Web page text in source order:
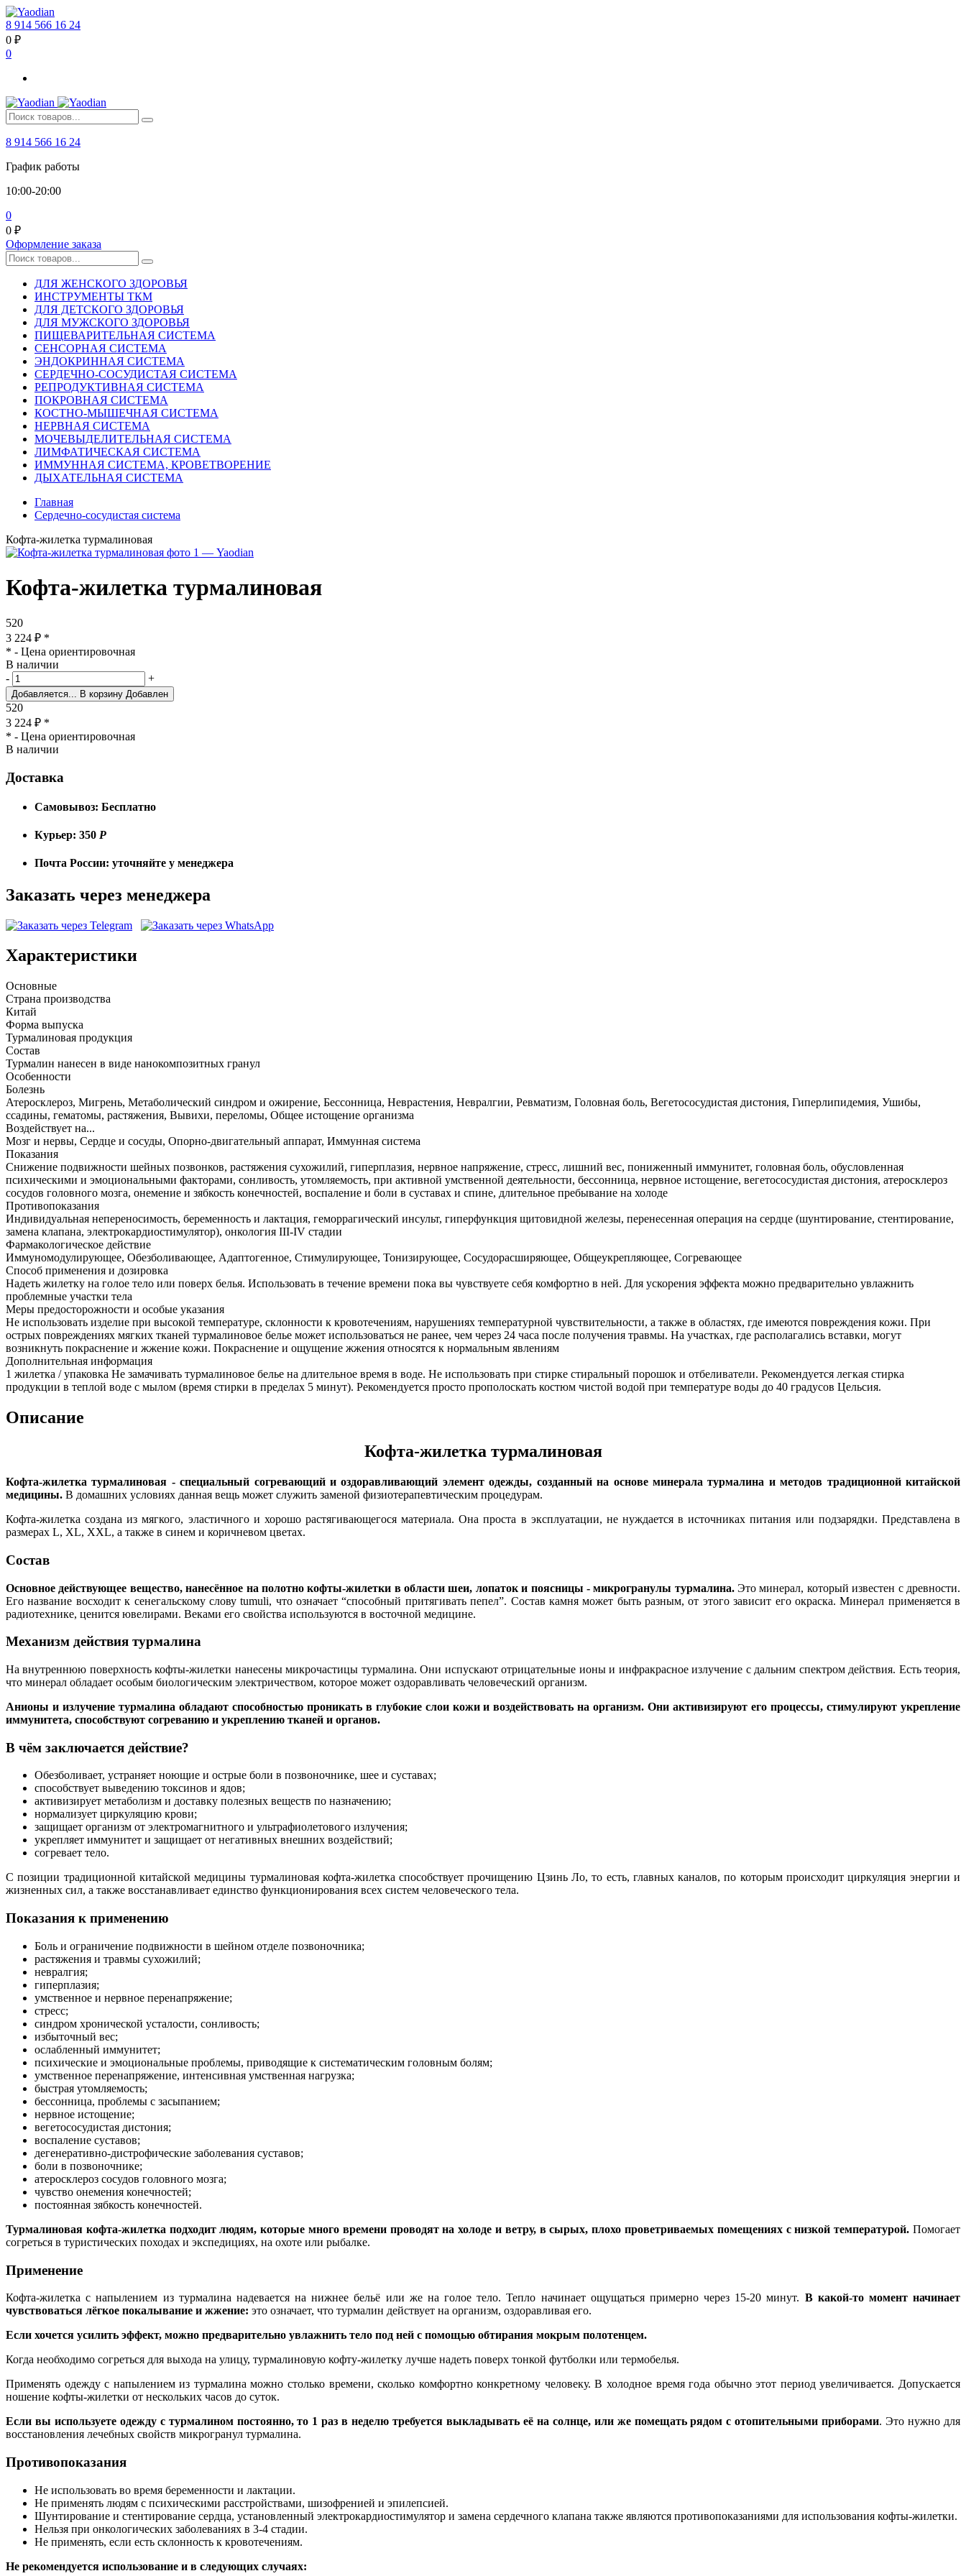
8 914 566 16 24
0 ₽
0
8 914 566 16 24
График работы
10:00-20:00
0
0 ₽
Оформление заказа
ДЛЯ ЖЕНСКОГО ЗДОРОВЬЯ
ИНСТРУМЕНТЫ ТКМ
ДЛЯ ДЕТСКОГО ЗДОРОВЬЯ
ДЛЯ МУЖСКОГО ЗДОРОВЬЯ
ПИЩЕВАРИТЕЛЬНАЯ СИСТЕМА
СЕНСОРНАЯ СИСТЕМА
ЭНДОКРИННАЯ СИСТЕМА
СЕРДЕЧНО-СОСУДИСТАЯ СИСТЕМА
РЕПРОДУКТИВНАЯ СИСТЕМА
ПОКРОВНАЯ СИСТЕМА
КОСТНО-МЫШЕЧНАЯ СИСТЕМА
НЕРВНАЯ СИСТЕМА
МОЧЕВЫДЕЛИТЕЛЬНАЯ СИСТЕМА
ЛИМФАТИЧЕСКАЯ СИСТЕМА
ИММУННАЯ СИСТЕМА, КРОВЕТВОРЕНИЕ
ДЫХАТЕЛЬНАЯ СИСТЕМА
Главная
Сердечно-сосудистая система
Кофта-жилетка турмалиновая
Кофта-жилетка турмалиновая
520
3 224 ₽ *
* - Цена ориентировочная
В наличии
-
+
Добавляется... В корзину Добавлен
520
3 224 ₽ *
* - Цена ориентировочная
В наличии
Доставка
Самовывоз: Бесплатно
Курьер: 350 Р
Почта России: уточняйте у менеджера
Заказать через менеджера
Характеристики
Основные
Страна производства
Китай
Форма выпуска
Турмалиновая продукция
Состав
Турмалин нанесен в виде нанокомпозитных гранул
Особенности
Болезнь
Атеросклероз, Мигрень, Метаболический синдром и ожирение, Бессонница, Неврастения, Невралгии, Ревматизм, Головная боль, Вегетососудистая дистония, Гиперлипидемия, Ушибы,
ссадины, гематомы, растяжения, Вывихи, переломы, Общее истощение организма
Воздействует на...
Мозг и нервы, Сердце и сосуды, Опорно-двигательный аппарат, Иммунная система
Показания
Снижение подвижности шейных позвонков, растяжения сухожилий, гиперплазия, нервное напряжение, стресс, лишний вес, пониженный иммунитет, головная боль, обусловленная
психическими и эмоциональными факторами, сонливость, утомляемость, при активной умственной деятельности, бессонница, нервное истощение, вегетососудистая дистония, атеросклероз
сосудов головного мозга, онемение и зябкость конечностей, воспаление и боли в суставах и спине, длительное пребывание на холоде
Противопоказания
Индивидуальная непереносимость, беременность и лактация, геморрагический инсульт, гиперфункция щитовидной железы, перенесенная операция на сердце (шунтирование, стентирование,
замена клапана, электрокардиостимулятор), онкология III-IV стадии
Фармакологическое действие
Иммуномодулирующее, Обезболивающее, Адаптогенное, Стимулирующее, Тонизирующее, Сосудорасширяющее, Общеукрепляющее, Согревающее
Способ применения и дозировка
Надеть жилетку на голое тело или поверх белья. Использовать в течение времени пока вы чувствуете себя комфортно в ней. Для ускорения эффекта можно предварительно увлажнить
проблемные участки тела
Меры предосторожности и особые указания
Не использовать изделие при высокой температуре, склонности к кровотечениям, нарушениях температурной чувствительности, а также в областях, где имеются повреждения кожи. При
острых повреждениях мягких тканей турмалиновое белье может использоваться не ранее, чем через 24 часа после получения травмы. На участках, где располагались вставки, могут
возникнуть покраснение и жжение кожи. Покраснение и ощущение жжения относятся к нормальным явлениям
Дополнительная информация
1 жилетка / упаковка Не замачивать турмалиновое белье на длительное время в воде. Не использовать при стирке стиральный порошок и отбеливатели. Рекомендуется легкая стирка
продукции в теплой воде с мылом (время стирки в пределах 5 минут). Рекомендуется просто прополоскать костюм чистой водой при температуре воды до 40 градусов Цельсия.
Описание
Кофта-жилетка турмалиновая
Кофта-жилетка турмалиновая - специальный согревающий и оздоравливающий элемент одежды, созданный на основе минерала турмалина и методов традиционной китайской
медицины. В домашних условиях данная вещь может служить заменой физиотерапевтическим процедурам.
Кофта-жилетка создана из мягкого, эластичного и хорошо растягивающегося материала. Она проста в эксплуатации, не нуждается в источниках питания или подзарядки. Представлена в
размерах L, XL, XXL, а также в синем и коричневом цветах.
Состав
Основное действующее вещество, нанесённое на полотно кофты-жилетки в области шеи, лопаток и поясницы - микрогранулы турмалина.Это минерал, который известен с древности.
Его название восходит к сенегальскому слову tumuli, что означает “способный притягивать пепел”. Состав камня может быть разным, от этого зависит его окраска. Минерал применяется в
радиотехнике, ценится ювелирами. Веками его свойства используются в восточной медицине.
Механизм действия турмалина
На внутреннюю поверхность кофты-жилетки нанесены микрочастицы турмалина. Они испускают отрицательные ионы и инфракрасное излучение с дальним спектром действия. Есть теория,
что минерал обладает особым биологическим электричеством, которое может оздоравливать человеческий организм.
Анионы и излучение турмалина обладают способностью проникать в глубокие слои кожи и воздействовать на организм. Они активизируют его процессы, стимулируют укрепление
иммунитета, способствуют согреванию и укреплению тканей и органов.
В чём заключается действие?
Обезболивает, устраняет ноющие и острые боли в позвоночнике, шее и суставах;
способствует выведению токсинов и ядов;
активизирует метаболизм и доставку полезных веществ по назначению;
нормализует циркуляцию крови;
защищает организм от электромагнитного и ультрафиолетового излучения;
укрепляет иммунитет и защищает от негативных внешних воздействий;
согревает тело.
С позиции традиционной китайской медицины турмалиновая кофта-жилетка способствует прочищению Цзинь Ло, то есть, главных каналов, по которым происходит циркуляция энергии и
жизненных сил, а также восстанавливает единство функционирования всех систем человеческого тела.
Показания к применению
Боль и ограничение подвижности в шейном отделе позвоночника;
растяжения и травмы сухожилий;
невралгия;
гиперплазия;
умственное и нервное перенапряжение;
стресс;
синдром хронической усталости, сонливость;
избыточный вес;
ослабленный иммунитет;
психические и эмоциональные проблемы, приводящие к систематическим головным болям;
умственное перенапряжение, интенсивная умственная нагрузка;
быстрая утомляемость;
бессонница, проблемы с засыпанием;
нервное истощение;
вегетососудистая дистония;
воспаление суставов;
дегенеративно-дистрофические заболевания суставов;
боли в позвоночнике;
атеросклероз сосудов головного мозга;
чувство онемения конечностей;
постоянная зябкость конечностей.
Турмалиновая кофта-жилетка подходит людям, которые много времени проводят на холоде и ветру, в сырых, плохо проветриваемых помещениях с низкой температурой. Помогает
согреться в туристических походах и экспедициях, на охоте или рыбалке.
Применение
Кофта-жилетка с напылением из турмалина надевается на нижнее бельё или же на голое тело. Тепло начинает ощущаться примерно через 15-20 минут. В какой-то момент начинает
чувствоваться лёгкое покалывание и жжение: это означает, что турмалин действует на организм, оздоравливая его.
Если хочется усилить эффект, можно предварительно увлажнить тело под ней с помощью обтирания мокрым полотенцем.
Когда необходимо согреться для выхода на улицу, турмалиновую кофту-жилетку лучше надеть поверх тонкой футболки или термобелья.
Применять одежду с напылением из турмалина можно столько времени, сколько комфортно конкретному человеку. В холодное время года обычно этот период увеличивается. Допускается
ношение кофты-жилетки от нескольких часов до суток.
Если вы используете одежду с турмалином постоянно, то 1 раз в неделю требуется выкладывать её на солнце, или же помещать рядом с отопительными приборами. Это нужно для
восстановления лечебных свойств микрогранул турмалина.
Противопоказания
Не использовать во время беременности и лактации.
Не применять людям с психическими расстройствами, шизофренией и эпилепсией.
Шунтирование и стентирование сердца, установленный электрокардиостимулятор и замена сердечного клапана также являются противопоказаниями для использования кофты-жилетки.
Нельзя при онкологических заболеваниях в 3-4 стадии.
Не применять, если есть склонность к кровотечениям.
Не рекомендуется использование и в следующих случаях: